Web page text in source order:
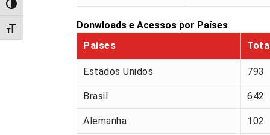
Alternar alto contraste
Alternar tamanho da fonteDonwloads e Acessos por Países
Países
Estados Unidos 793
Brasil 642
Alemanha 102